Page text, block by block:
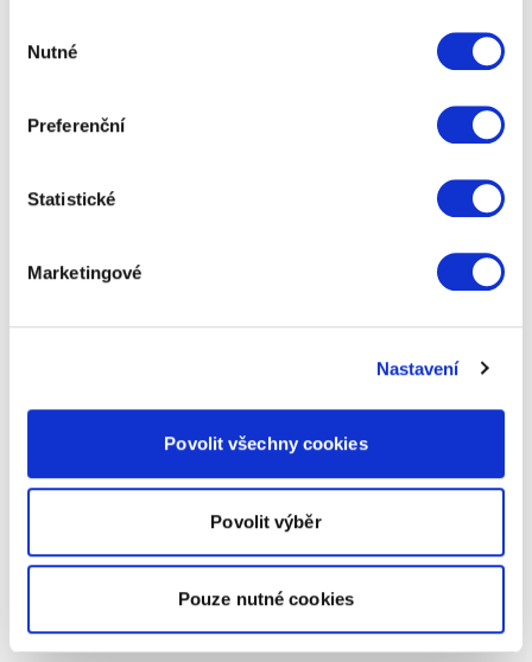
souhlasu
Nutné
Preferenční
Statistické
Marketingové
Nastavení
Povolit všechny cookies
Povolit výběr
Pouze nutné cookies